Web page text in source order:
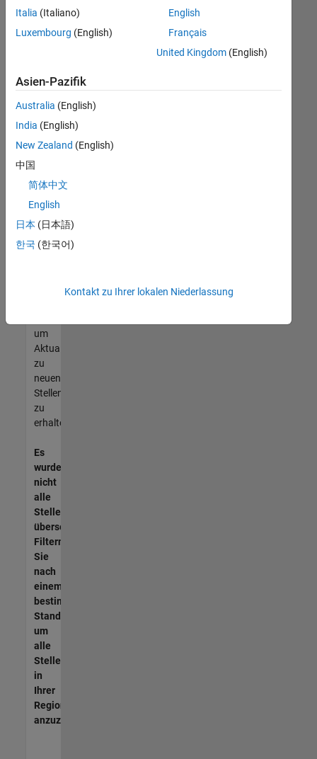
alle
Stellenangebote
anzeigen .
noch
keine
offenen
Stellen
können,
die
Ihren
entsprechen,
werden
unseres
um
Aktualisierungen
zu
neuen
Stellenangeboten
zu
erhalten.
Es
wurden
nicht
alle
Stellen
übersetzt.
Filtern
Sie
nach
einem
bestimmten
Standort,
um
alle
Stellenangebote
in
Ihrer
Region
anzuzeigen.
Italia (Italiano)
Luxembourg (English)
English
Français
United Kingdom(English)
Asien-Pazifik
Australia (English)
India (English)
New Zealand (English)
中国
简体中文
English
日本 (日本語)
한국 (한국어)
Kontakt zu Ihrer lokalen Niederlassung